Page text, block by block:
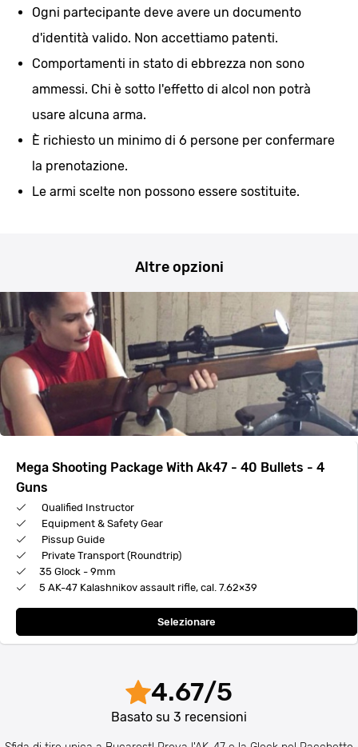
Ogni partecipante deve avere un documento
d'identità valido. Non accettiamo patenti.
Comportamenti in stato di ebbrezza non sono
ammessi. Chi è sotto l'effetto di alcol non potrà
usare alcuna arma.
È richiesto un minimo di 6 persone per confermare
la prenotazione.
Le armi scelte non possono essere sostituite.
Altre opzioni
Mega Shooting Package With Ak47 - 40 Bullets - 4
Guns
Qualified Instructor
Equipment & Safety Gear
Pissup Guide
Private Transport (Roundtrip)
35 Glock - 9mm
5 AK-47 Kalashnikov assault rifle, cal. 7.62×39
Selezionare
4.67/5
Basato su 3 recensioni